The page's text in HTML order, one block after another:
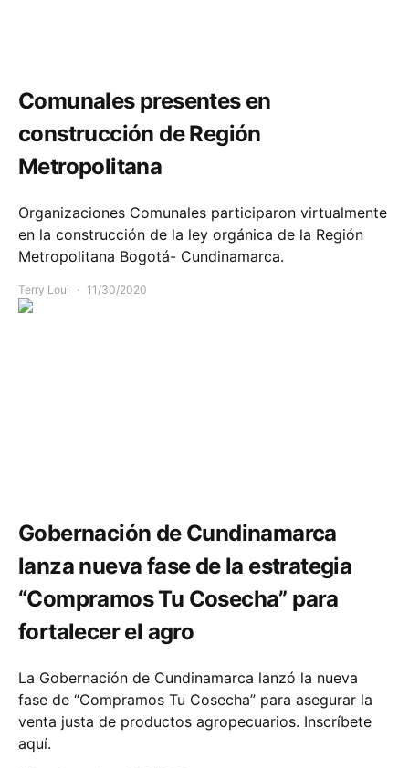
Comunales presentes en
construcción de Región
Metropolitana
Organizaciones Comunales participaron virtualmente
en la construcción de la ley orgánica de la Región
Metropolitana Bogotá- Cundinamarca.
Terry Loui 11/30/2020
Gobernación de Cundinamarca
lanza nueva fase de la estrategia
“Compramos Tu Cosecha” para
fortalecer el agro
La Gobernación de Cundinamarca lanzó la nueva
fase de “Compramos Tu Cosecha” para asegurar la
venta justa de productos agropecuarios. Inscríbete
aquí.